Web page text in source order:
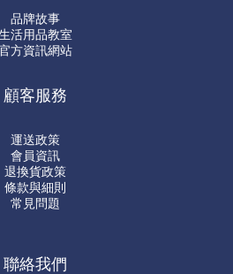
品牌故事
活用品教室
方資訊網站
顧客服務
運送政策
會員資訊
退換貨政策
條款與細則
常見問題
聯絡我們